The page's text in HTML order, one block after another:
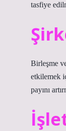
tasfiye
Birleşme
etkilemek
payını